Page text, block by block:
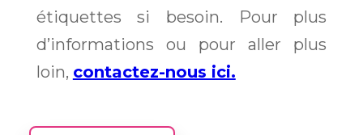
étiquettes si besoin. Pour plus
d’informations ou pour aller plus
loin, contactez-nous ici.